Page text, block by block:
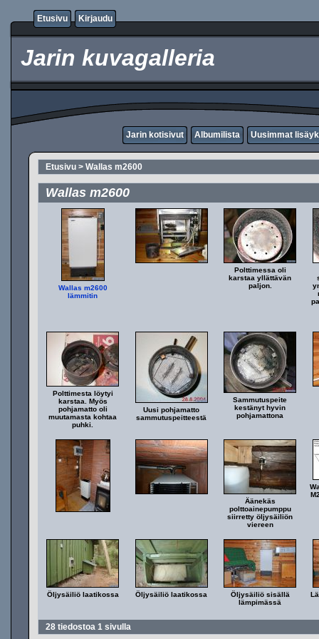
Etusivu Kirjaudu
Jarin kuvagalleria
Jarin kotisivut Albumilista Uusimmat
Etusivu > Wallas m2600
Wallas m2600
Wallas m2600
lämmitin
Polttimessa oli
karstaa yllättävän
paljon.
Polttimesta löytyi
karstaa. Myös
pohjamatto oli
muutamasta kohtaa
puhki.
Uusi pohjamatto
sammutuspeitteestä
Sammutuspeite
kestänyt hyvin
pohjamattona
Äänekäs
polttoainepumppu
siirretty öljysäiliön
viereen
Öljysäiliö laatikossa Öljysäiliö laatikossa
Öljysäiliö sisällä
lämpimässä
28 tiedostoa 1 sivulla